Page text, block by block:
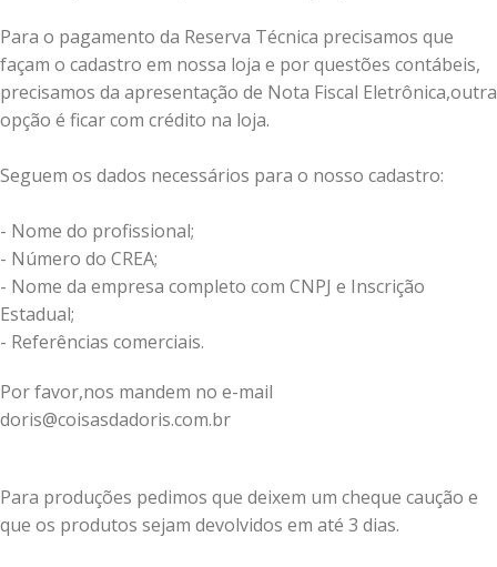
Para o pagamento da Reserva Técnica precisamos que
façam o cadastro em nossa loja e por questões contábeis,
precisamos da apresentação de Nota Fiscal Eletrônica,outra
opção é ficar com crédito na loja.
Seguem os dados necessários para o nosso cadastro:
- Nome do profissional;
- Número do CREA;
- Nome da empresa completo com CNPJ e Inscrição
Estadual;
- Referências comerciais.
Por favor,nos mandem no e-mail
doris@coisasdadoris.com.br
Para produções pedimos que deixem um cheque caução e
que os produtos sejam devolvidos em até 3 dias.